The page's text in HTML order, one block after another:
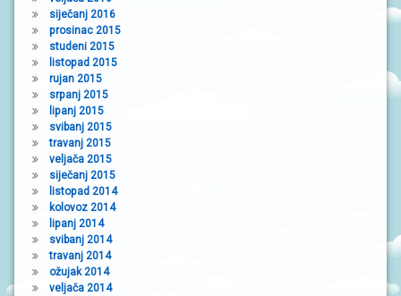
siječanj 2016
prosinac 2015
studeni 2015
listopad 2015
rujan 2015
srpanj 2015
lipanj 2015
svibanj 2015
travanj 2015
veljača 2015
siječanj 2015
listopad 2014
kolovoz 2014
lipanj 2014
svibanj 2014
travanj 2014
ožujak 2014
veljača 2014